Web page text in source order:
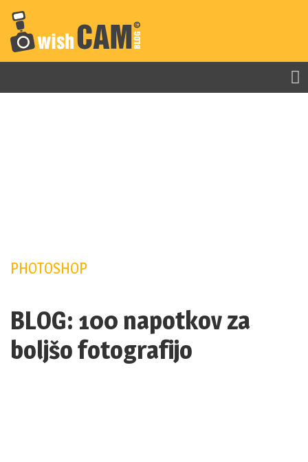
Skip to main content
PHOTOSHOP
BLOG: 100 napotkov za
boljšo fotografijo